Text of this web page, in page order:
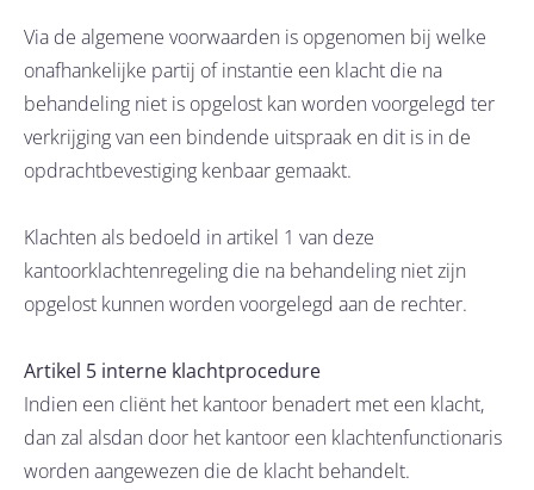
Via de algemene voorwaarden is opgenomen bij welke
onafhankelijke partij of instantie een klacht die na
behandeling niet is opgelost kan worden voorgelegd ter
verkrijging van een bindende uitspraak en dit is in de
opdrachtbevestiging kenbaar gemaakt.
Klachten als bedoeld in artikel 1 van deze
kantoorklachtenregeling die na behandeling niet zijn
opgelost kunnen worden voorgelegd aan de rechter.
Artikel 5 interne klachtprocedure
Indien een cliënt het kantoor benadert met een klacht,
dan zal alsdan door het kantoor een klachtenfunctionaris
worden aangewezen die de klacht behandelt.